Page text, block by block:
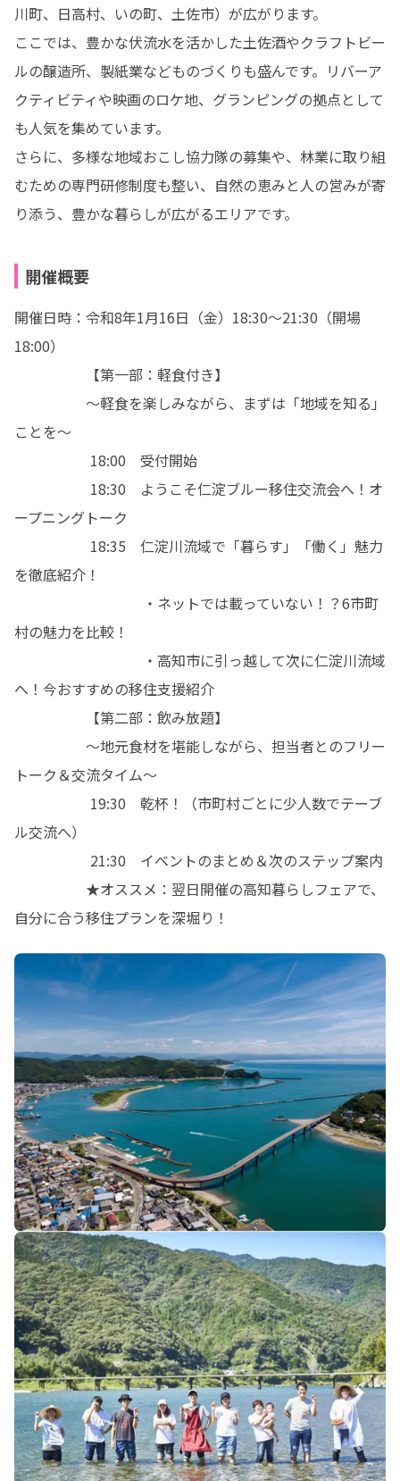
川町、日高村、いの町、土佐市）が広がります。
ここでは、豊かな伏流水を活かした土佐酒やクラフトビー
ルの醸造所、製紙業などものづくりも盛んです。リバーア
クティビティや映画のロケ地、グランピングの拠点として
も人気を集めています。
さらに、多様な地域おこし協力隊の募集や、林業に取り組
むための専門研修制度も整い、自然の恵みと人の営みが寄
り添う、豊かな暮らしが広がるエリアです。
開催概要
開催日時：令和8年1月16日（金）18:30〜21:30（開場
18:00）
【第一部：軽食付き】
ことを〜
18:00　受付開始
18:30　ようこそ仁淀ブルー移住交流会へ！オ
ープニングトーク
18:35　仁淀川流域で「暮らす」「働く」魅力
を徹底紹介！
・ネットでは載っていない！？6市町
村の魅力を比較！
・高知市に引っ越して次に仁淀川流域
へ！今おすすめの移住支援紹介
【第二部：飲み放題】
トーク＆交流タイム〜
ル交流へ）
21:30　イベントのまとめ＆次のステップ案内
★オススメ：翌日開催の高知暮らしフェアで、
自分に合う移住プランを深堀り！